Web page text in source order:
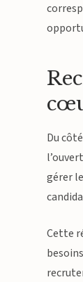
Du
gérer
Cette